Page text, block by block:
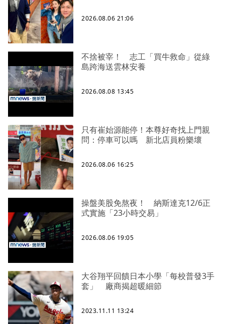
2026.08.06 21:06
不捨被宰！ 志工「買牛救命」從綠
島跨海送雲林安養
2026.08.08 13:45
只有崔始源能停！本尊好奇找上門親
問：停車可以嗎 新北店員粉樂壞
2026.08.06 16:25
操盤美股免熬夜！ 納斯達克12/6正
式實施「23小時交易」
2026.08.06 19:05
大谷翔平回饋日本小學「每校普發3手
套」 廠商揭超暖細節
2023.11.11 13:24